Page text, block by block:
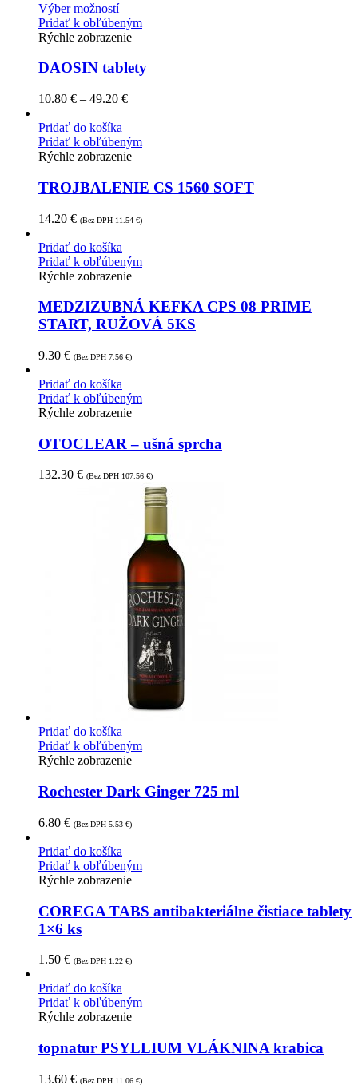
Výber možností
Pridať k obľúbeným
Rýchle zobrazenie
DAOSIN tablety
10.80 € – 49.20 €
Pridať do košíka
Pridať k obľúbeným
Rýchle zobrazenie
TROJBALENIE CS 1560 SOFT
14.20 € (Bez DPH 11.54 €)
Pridať do košíka
Pridať k obľúbeným
Rýchle zobrazenie
MEDZIZUBNÁ KEFKA CPS 08 PRIME
START, RUŽOVÁ 5KS
9.30 € (Bez DPH 7.56 €)
Pridať do košíka
Pridať k obľúbeným
Rýchle zobrazenie
OTOCLEAR – ušná sprcha
132.30 € (Bez DPH 107.56 €)
Pridať do košíka
Pridať k obľúbeným
Rýchle zobrazenie
Rochester Dark Ginger 725 ml
6.80 € (Bez DPH 5.53 €)
Pridať do košíka
Pridať k obľúbeným
Rýchle zobrazenie
COREGA TABS antibakteriálne čistiace tablety
1×6 ks
1.50 € (Bez DPH 1.22 €)
Pridať do košíka
Pridať k obľúbeným
Rýchle zobrazenie
topnatur PSYLLIUM VLÁKNINA krabica
13.60 € (Bez DPH 11.06 €)